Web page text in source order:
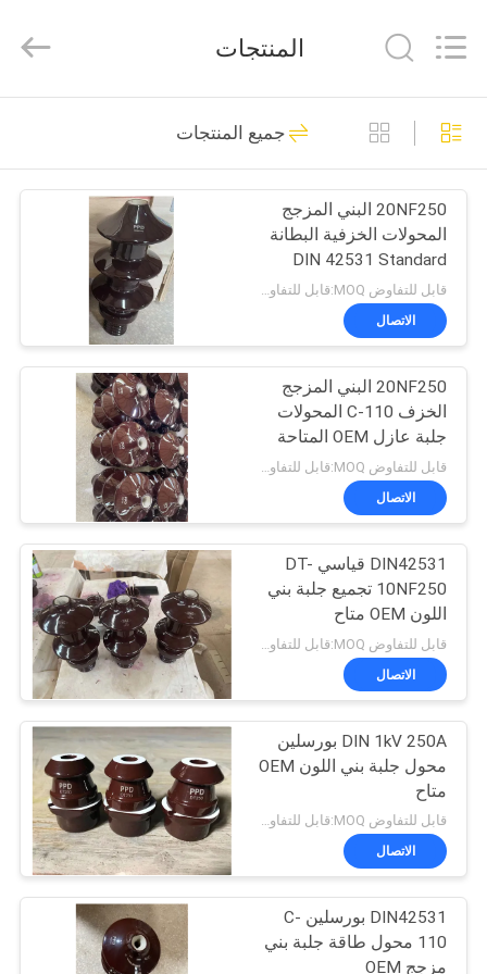
مسكن
منتجات
معلومات
جولة
المعمل
مراقبة
الجودة
اتصل
أخبار
خريطة
الموقع
PRIVACY
POLICY
Electric
Co.,Ltd..
Reserved.
عوازل خط الطاقة
الخزفية
40
عازل خط البورسلين
85
عازل آخر للمحطة
الصلبة الأساسية
33
البطانات الخزفية
المحولات
93
المنتجات
جميع المنتجات
20NF250 البني المزجج
المحولات الخزفية البطانة
DIN 42531 Standard
OEM
قابل للتفاوض MOQ:قابل للتفاوض
الاتصال
20NF250 البني المزجج
الخزف C-110 المحولات
جلبة عازل OEM المتاحة
الاتصال
DIN42531 قياسي DT-
10NF250 تجميع جلبة بني
اللون OEM متاح
الاتصال
DIN 1kV 250A بورسلين
محول جلبة بني اللون OEM
متاح
قابل للتفاوض MOQ:قابل للتفاوض
الاتصال
DIN42531 بورسلين C-
110 محول طاقة جلبة بني
مزجج OEM